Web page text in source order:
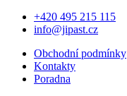
+420 495 215 115
info@jipast.cz
Obchodní podmínky
Kontakty
Poradna